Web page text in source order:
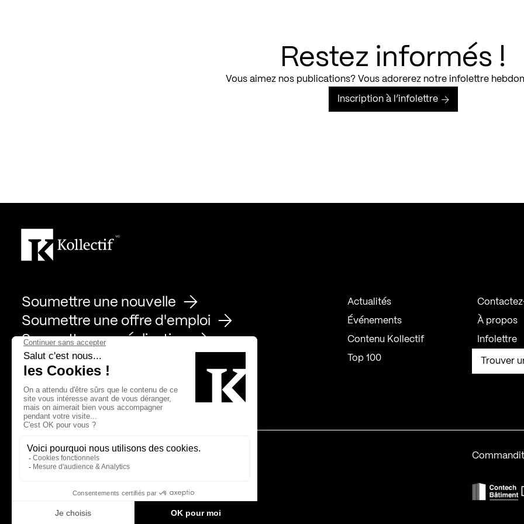
Restez informés !
Vous aimez nos publications? Vous adorerez notre infolettre
Inscription à l’infolettre
Soumettre une nouvelle
Soumettre une offre d'emploi
Soumettre une réalisation
Actualités
Événements
Contenu Kollectif
Top 100
À propos
Infolettre
Trouver
Page Facebook de Kollectif
Page Instagram de Kollectif
Page Linkedin de Kollectif
Partenaires
Bâtiment-Durable-Québec-1
Esquisses-1 MP-1